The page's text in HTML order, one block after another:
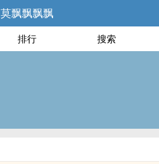
莫飘飘飘飘
排行 搜索